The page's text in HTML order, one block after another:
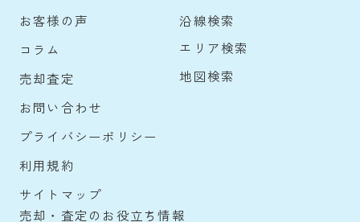
お客様の声
コラム
売却査定
お問い合わせ
プライバシーポリシー
利用規約
サイトマップ
沿線検索
エリア検索
地図検索
売却・査定のお役立ち情報